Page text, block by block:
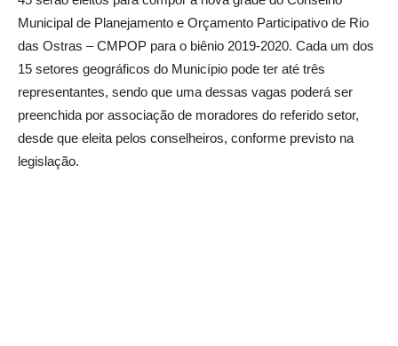
Municipal de Planejamento e Orçamento Participativo de Rio
das Ostras – CMPOP para o biênio 2019-2020. Cada um dos
15 setores geográficos do Município pode ter até três
representantes, sendo que uma dessas vagas poderá ser
preenchida por associação de moradores do referido setor,
desde que eleita pelos conselheiros, conforme previsto na
legislação.